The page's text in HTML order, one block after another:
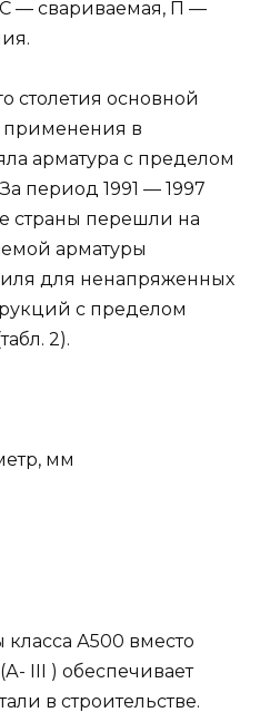
С — свариваемая, П —
столетия основной
применения в
арматура с пределом
период 1991 — 1997
страны перешли на
арматуры
для ненапряженных
с пределом
2).
мм
А500 вместо
III ) обеспечивает
в строительстве.